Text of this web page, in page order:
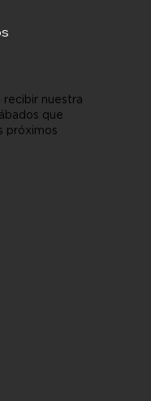
recibir nuestra
que
próximos